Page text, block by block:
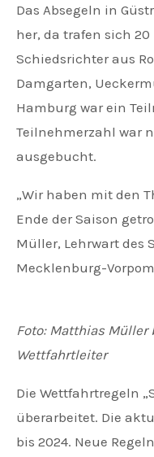
Das Absegeln in
her, da trafen sich
Schiedsrichter aus
Damgarten,
Hamburg war ein
Teilnehmerzahl war
ausgebucht.
„Wir haben mit den
Ende der Saison
Müller, Lehrwart des
Mecklenburg-
Foto: Matthias
Wettfahrtleiter
Die Wettfahrtregeln
überarbeitet. Die
bis 2024. Neue